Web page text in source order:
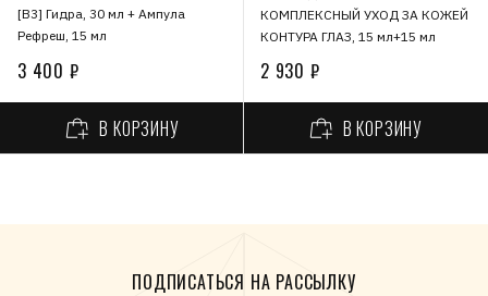
[В3] Гидра, 30 мл + Ампула
Рефреш, 15 мл
3 400 ₽
В КОРЗИНУ
КОМПЛЕКСНЫЙ УХОД ЗА КОЖЕЙ
КОНТУРА ГЛАЗ, 15 мл+15 мл
2 930 ₽
В КОРЗИНУ
ПОДПИСАТЬСЯ НА РАССЫЛКУ